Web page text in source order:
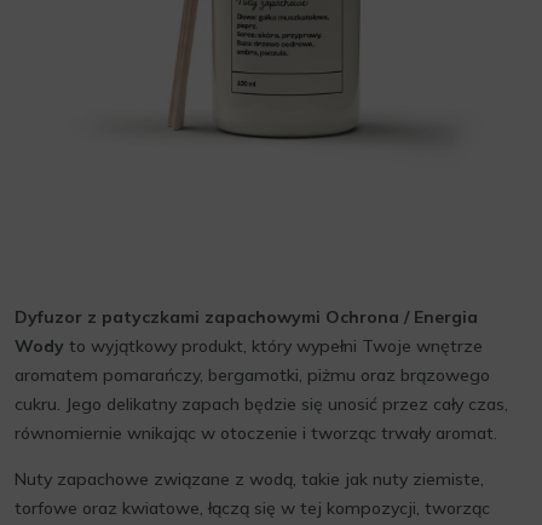
Dyfuzor z patyczkami zapachowymi Ochrona / Energia
Wody to wyjątkowy produkt, który wypełni Twoje wnętrze
aromatem pomarańczy, bergamotki, piżmu oraz brązowego
cukru. Jego delikatny zapach będzie się unosić przez cały czas,
równomiernie wnikając w otoczenie i tworząc trwały aromat.
Nuty zapachowe związane z wodą, takie jak nuty ziemiste,
torfowe oraz kwiatowe, łączą się w tej kompozycji, tworząc